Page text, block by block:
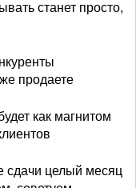
станет просто,
продаете
как магнитом
сдачи целый месяц